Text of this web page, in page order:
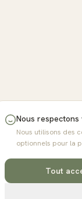
Nous
Nous utilisons des
optionnels pour la
Tout